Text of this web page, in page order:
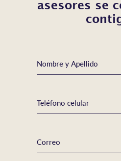
asesores se